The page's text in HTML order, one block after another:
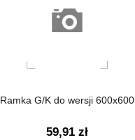
Ramka G/K do wersji 600x600
59,91 zł